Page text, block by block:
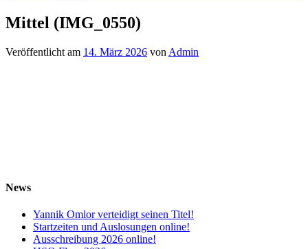
Mittel (IMG_0550)
Veröffentlicht am 14. März 2026 von Admin
News
Yannik Omlor verteidigt seinen Titel!
Startzeiten und Auslosungen online!
Ausschreibung 2026 online!